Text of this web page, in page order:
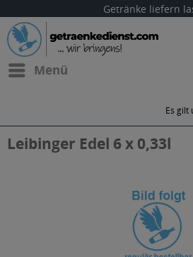
Getränke liefern
Menü
Es gilt
Leibinger Edel 6 x 0,33l